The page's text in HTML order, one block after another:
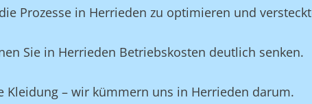
Prozesse in Herrieden zu optimieren und
Sie in Herrieden Betriebskosten deutlich senken.
Kleidung – wir kümmern uns in Herrieden darum.